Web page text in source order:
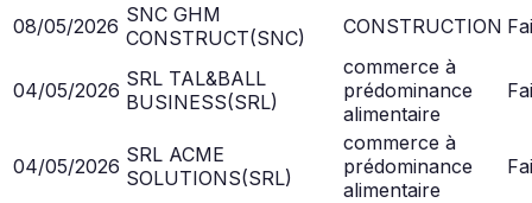
08/05/2026 SNC GHM
CONSTRUCT(SNC) CONSTRUCTION
04/05/2026 SRL TAL&BALL
BUSINESS(SRL)
commerce à
prédominance
alimentaire
04/05/2026 SRL ACME
SOLUTIONS(SRL)
commerce à
prédominance
alimentaire